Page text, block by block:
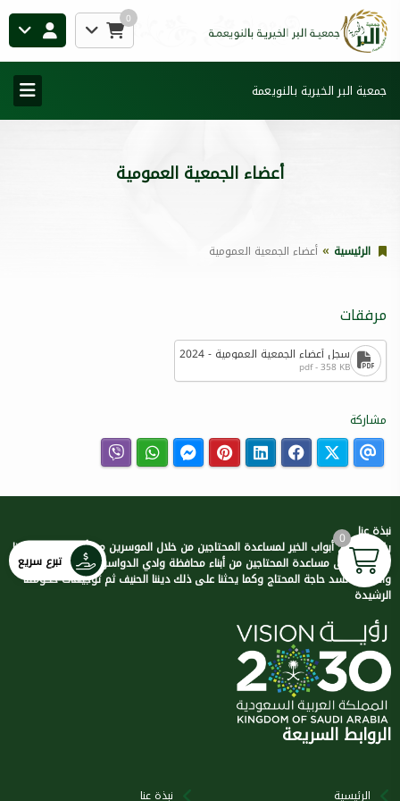
0
جمعية البر الخيرية بالنويعمة
أعضاء الجمعية العمومية
الرئيسية أعضاء الجمعية العمومية
مرفقات
سجل أعضاء الجمعية العمومية - 2024
pdf - 358 KB
مشاركة
نبذة عنا
رؤيتنا / فتح أبواب الخير لمساعدة المحتاجين من خلال الموسرين من أهل الخير. رسالتنا
/ العمل على مساعدة المحتاجين من أبناء محافظة وادي الدواسر وفق اللوائح
والأنظمة لسد حاجة المحتاج وكما يحثنا على ذلك ديننا الحنيف ثم توجيهات حكومتنا
الرشيدة
الروابط السريعة
الرئيسية نبذة عنا
تبرع سريع
0